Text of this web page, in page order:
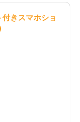
きスマホショ